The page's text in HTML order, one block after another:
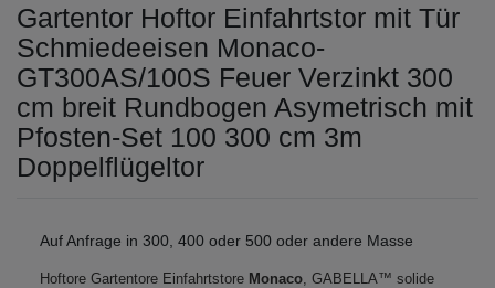
Gartentor Hoftor Einfahrtstor mit Tür
Schmiedeeisen Monaco-
GT300AS/100S Feuer Verzinkt 300
cm breit Rundbogen Asymetrisch mit
Pfosten-Set 100 300 cm 3m
Doppelflügeltor
Auf Anfrage in 300, 400 oder 500 oder andere Masse
Hoftore Gartentore Einfahrtstore Monaco , GABELLA™ solide